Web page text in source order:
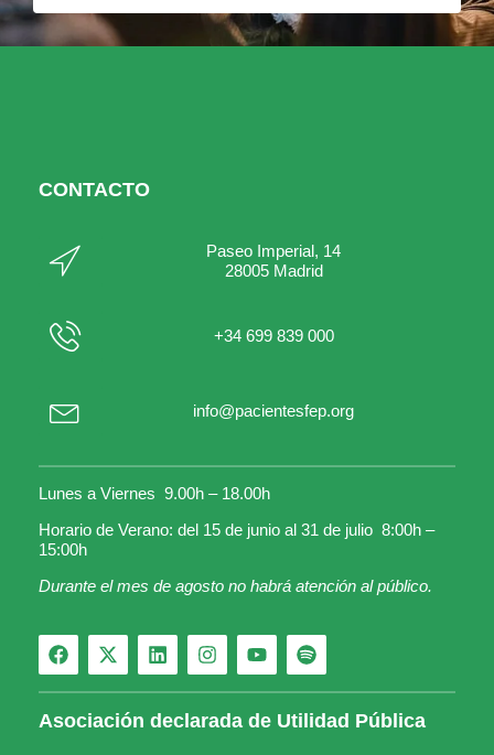
CONTACTO
Paseo Imperial, 14
28005 Madrid
+34 699 839 000
info@pacientesfep.org
Lunes a Viernes 9.00h – 18.00h
Horario de Verano: del 15 de junio al 31 de julio 8:00h –
15:00h
Durante el mes de agosto no habrá atención al público.
Asociación declarada de Utilidad Pública